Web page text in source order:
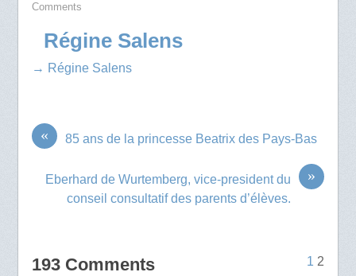
Comments
Régine Salens
→ Régine Salens
« 85 ans de la princesse Beatrix des Pays-Bas
»
Eberhard de Wurtemberg, vice-president du
conseil consultatif des parents d’élèves.
193 Comments 1 2